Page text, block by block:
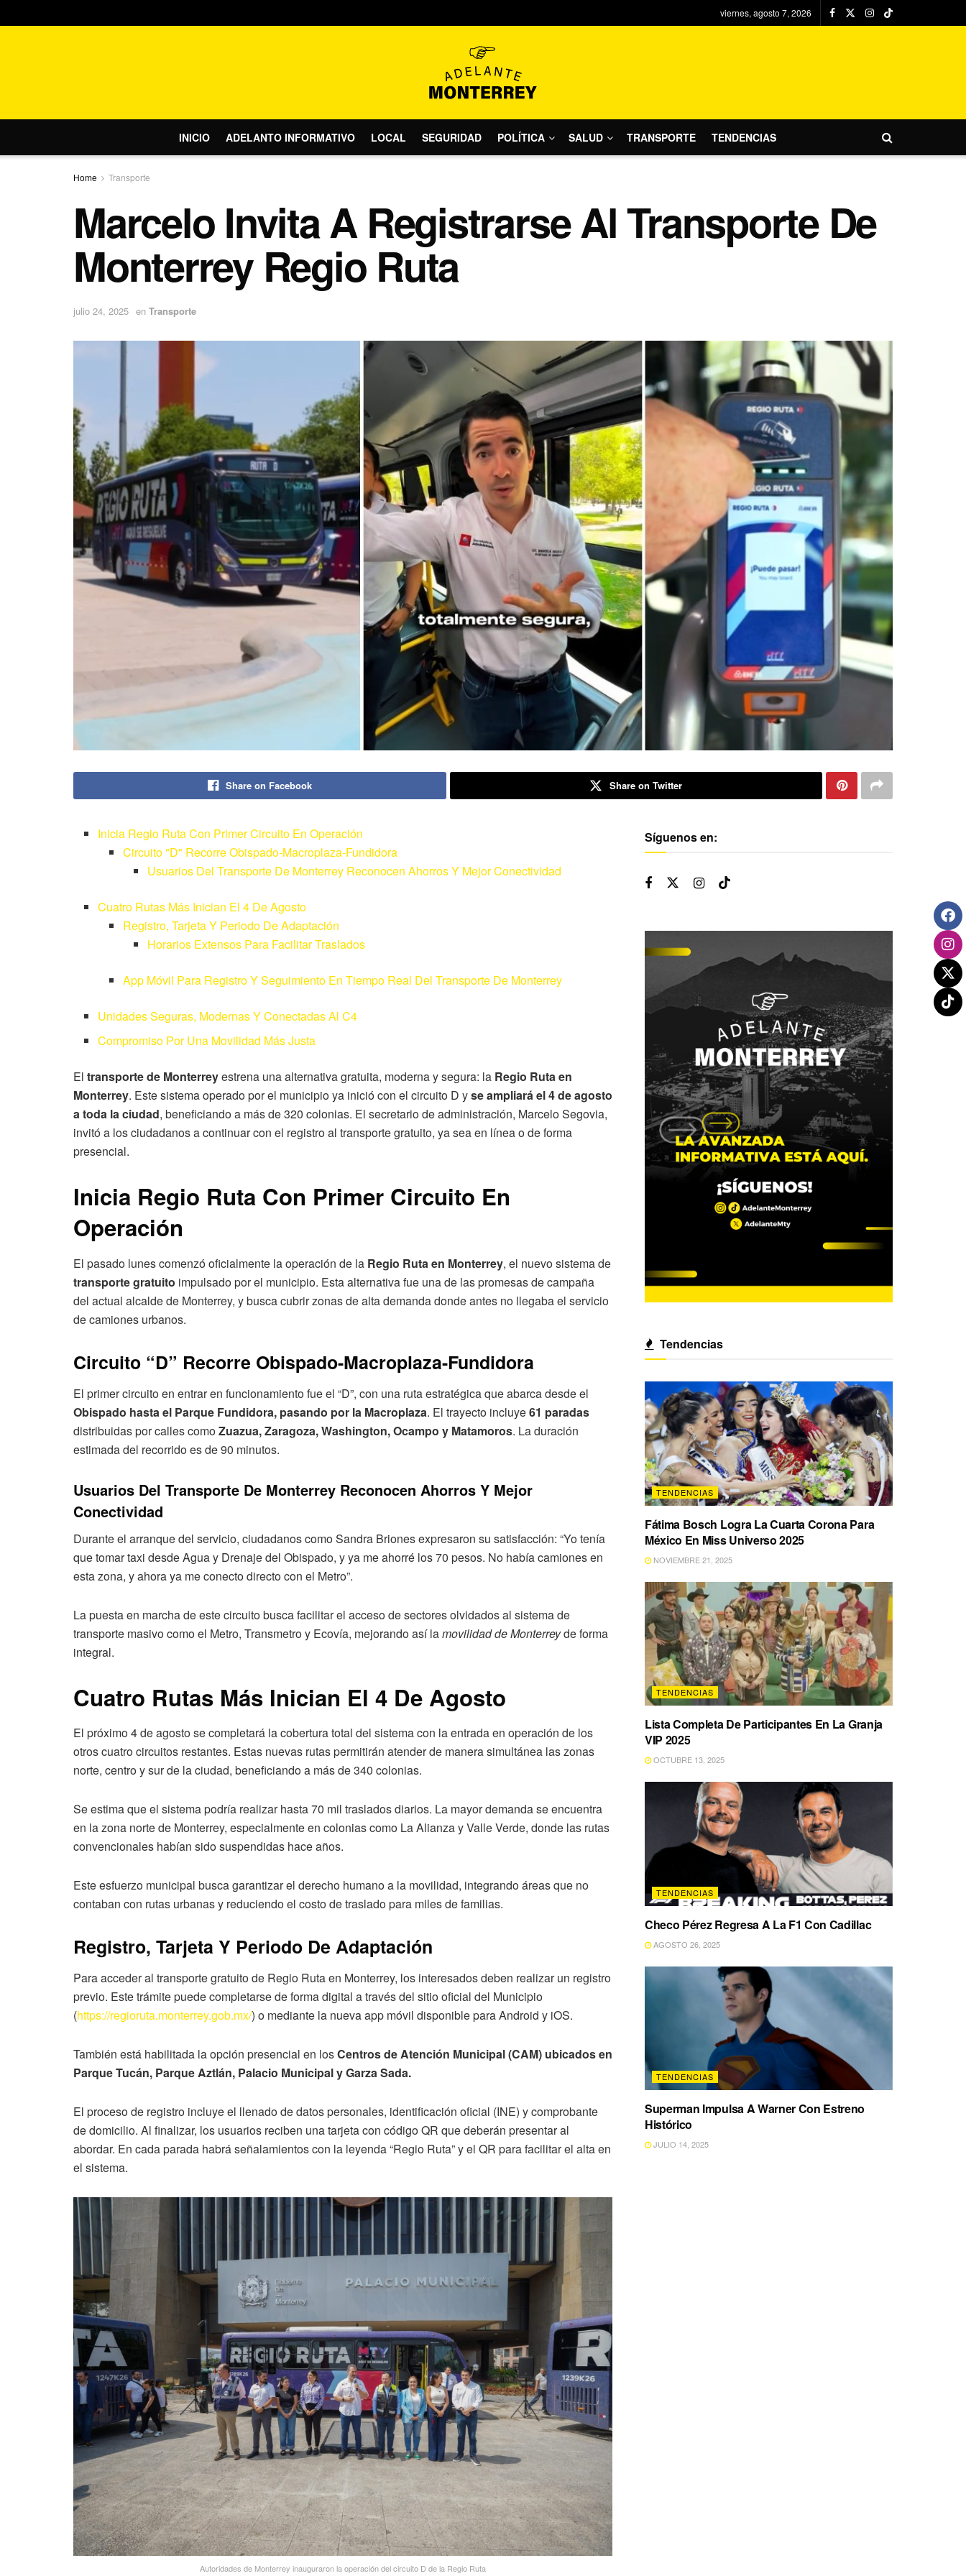
viernes, agosto 7, 2026
INICIO ADELANTO INFORMATIVO LOCAL SEGURIDAD POLÍTICA SALUD TRANSPORTE TENDENCIAS
Home Transporte
Marcelo Invita A Registrarse Al Transporte De
Monterrey Regio Ruta
julio 24, 2025 en Transporte
Share on Facebook Share on Twitter
Inicia Regio Ruta Con Primer Circuito En Operación
Circuito "D" Recorre Obispado-Macroplaza-Fundidora
Usuarios Del Transporte De Monterrey Reconocen Ahorros Y Mejor Conectividad
Cuatro Rutas Más Inician El 4 De Agosto
Registro, Tarjeta Y Periodo De Adaptación
Horarios Extensos Para Facilitar Traslados
App Móvil Para Registro Y Seguimiento En Tiempo Real Del Transporte De Monterrey
Unidades Seguras, Modernas Y Conectadas Al C4
Compromiso Por Una Movilidad Más Justa
El transporte de Monterreyestrena una alternativa gratuita, moderna y segura: la Regio Ruta en
Monterrey. Este sistema operado por el municipio ya inició con el circuito D yse ampliará el 4 de agosto
a toda la ciudad, beneficiando a más de 320 colonias. El secretario de administración, Marcelo Segovia,
invitó a los ciudadanos a continuar con el registro al transporte gratuito, ya sea en línea o de forma
presencial.
Inicia Regio Ruta Con Primer Circuito En
Operación
El pasado lunes comenzó oficialmente la operación de la Regio Ruta en Monterrey, el nuevo sistema de
transporte gratuito impulsado por el municipio. Esta alternativa fue una de las promesas de campaña
del actual alcalde de Monterrey, y busca cubrir zonas de alta demanda donde antes no llegaba el servicio
de camiones urbanos.
Circuito “D” Recorre Obispado-Macroplaza-Fundidora
El primer circuito en entrar en funcionamiento fue el “D”, con una ruta estratégica que abarca desde el
Obispado hasta el Parque Fundidora, pasando por la Macroplaza. El trayecto incluye61 paradas
distribuidas por calles comoZuazua, Zaragoza, Washington, Ocampo y Matamoros. La duración
estimada del recorrido es de 90 minutos.
Usuarios Del Transporte De Monterrey Reconocen Ahorros Y Mejor
Conectividad
Durante el arranque del servicio, ciudadanos como Sandra Briones expresaron su satisfacción: “Yo tenía
que tomar taxi desde Agua y Drenaje del Obispado, y ya me ahorré los 70 pesos. No había camiones en
esta zona, y ahora ya me conecto directo con el Metro”.
La puesta en marcha de este circuito busca facilitar el acceso de sectores olvidados al sistema de
transporte masivo como el Metro, Transmetro y Ecovía, mejorando así lamovilidad de Monterreyde forma
integral.
Cuatro Rutas Más Inician El 4 De Agosto
El próximo 4 de agosto se completará la cobertura total del sistema con la entrada en operación de los
otros cuatro circuitos restantes. Estas nuevas rutas permitirán atender de manera simultánea las zonas
norte, centro y sur de la ciudad, beneficiando a más de 340 colonias.
Se estima que el sistema podría realizar hasta 70 mil traslados diarios. La mayor demanda se encuentra
en la zona norte de Monterrey, especialmente en colonias como La Alianza y Valle Verde, donde las rutas
convencionales habían sido suspendidas hace años.
Este esfuerzo municipal busca garantizar el derecho humano a la movilidad, integrando áreas que no
contaban con rutas urbanas y reduciendo el costo de traslado para miles de familias.
Registro, Tarjeta Y Periodo De Adaptación
Para acceder al transporte gratuito de Regio Ruta en Monterrey, los interesados deben realizar un registro
previo. Este trámite puede completarse de forma digital a través del sitio oficial del Municipio
(https://regioruta.monterrey.gob.mx/) o mediante la nueva app móvil disponible para Android y iOS.
También está habilitada la opción presencial en losCentros de Atención Municipal (CAM) ubicados en
Parque Tucán, Parque Aztlán, Palacio Municipal y Garza Sada.
El proceso de registro incluye el llenado de datos personales, identificación oficial (INE) y comprobante
de domicilio. Al finalizar, los usuarios reciben una tarjeta con código QR que deberán presentar al
abordar. En cada parada habrá señalamientos con la leyenda “Regio Ruta” y el QR para facilitar el alta en
el sistema.
Autoridades de Monterrey inauguraron la operación del circuito D de la Regio Ruta
Síguenos en:
Tendencias
TENDENCIAS
Fátima Bosch Logra La Cuarta Corona Para
México En Miss Universo 2025
NOVIEMBRE 21, 2025
TENDENCIAS
Lista Completa De Participantes En La Granja
VIP 2025
OCTUBRE 13, 2025
TENDENCIAS
Checo Pérez Regresa A La F1 Con Cadillac
AGOSTO 26, 2025
TENDENCIAS
Superman Impulsa A Warner Con Estreno
Histórico
JULIO 14, 2025